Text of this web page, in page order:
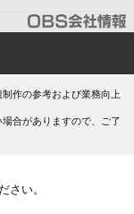
作の参考および業務向上
合がありますので、ご了
さい。